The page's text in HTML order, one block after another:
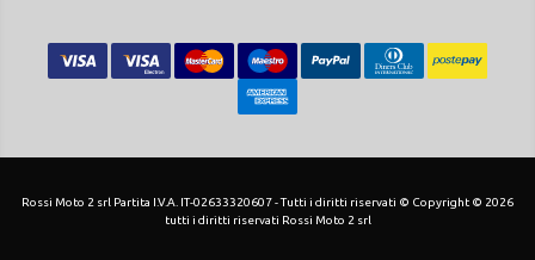
Rossi Moto 2 srl Partita I.V.A. IT-02633320607 - Tutti i diritti riservati © Copyright © 2026
tutti i diritti riservati Rossi Moto 2 srl